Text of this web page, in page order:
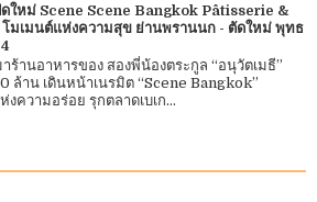
ดใหม่ Scene Scene Bangkok Pâtisserie &
มเมนต์แห่งความสุข ย่านพรานนก - ตัดใหม่ พุทธ
ร้านอาหารของ สองพี่น้องตระกูล “อนุวัตเมธี”
ล้าน เดินหน้าเนรมิต “Scene Bangkok”
ความอร่อย รุกตลาดเบเก...